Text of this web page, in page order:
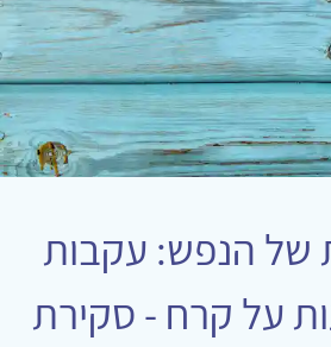
של הנפש: עקבות
על קרח - סקירת